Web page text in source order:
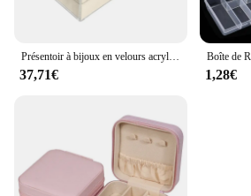
Présentoir à bijoux en velours acrylique empilable pour femme, boîte de rangement pour boucles d'oreilles, collier, bracelets, étui porte-bijoux, évaluateur avec 3 sorties de proximité
37,71€ 1,28€